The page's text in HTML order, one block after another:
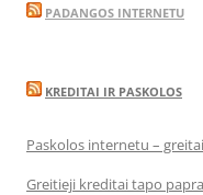
PADANGOS INTERNETU
KREDITAI IR PASKOLOS
Paskolos internetu – greitai
Greitieji kreditai tapo